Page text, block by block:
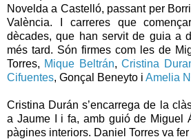
Novelda a Castelló, passant per
València. I carreres que
dècades, que han servit de guia a d
més tard. Són firmes com les de
Torres, Mique Beltrán,Cristina
Cifuentes, Gonçal Beneyto i Amelia
Cristina Durán s’encarrega de la
a Jaume I i fa, amb guió de Miguel
pàgines interiors. Daniel Torres va